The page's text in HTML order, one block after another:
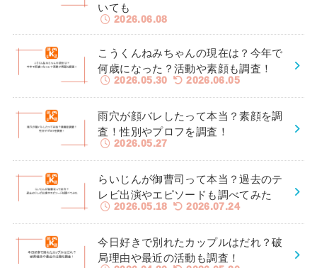
いても
2026.06.08
こうくんねみちゃんの現在は？今年で
何歳になった？活動や素顔も調査！
2026.05.30 2026.06.05
雨穴が顔バレしたって本当？素顔を調
査！性別やプロフを調査！
2026.05.27
らいじんが御曹司って本当？過去のテ
レビ出演やエピソードも調べてみた
2026.05.18 2026.07.24
今日好きで別れたカップルはだれ？破
局理由や最近の活動も調査！